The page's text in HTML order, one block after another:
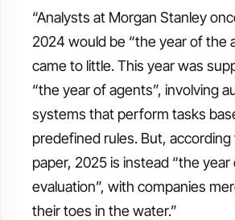
“​​Analysts at Morgan Stanley
2024 would be “the year of the
came to little. This year was
“the year of agents”, involving
systems that perform tasks
predefined rules. But,
paper, 2025 is instead “the
evaluation”, with companies
their toes in the water.”